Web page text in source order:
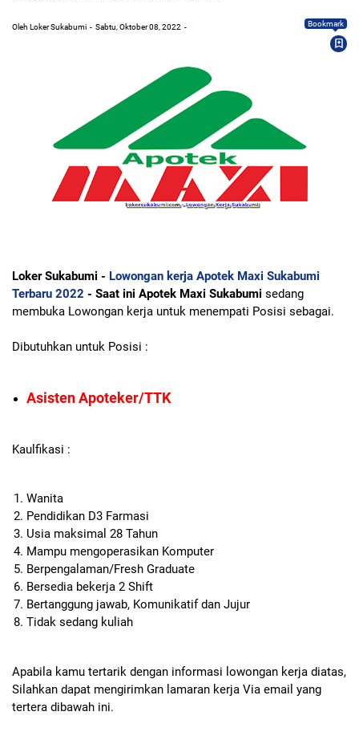
Oleh Loker Sukabumi Sabtu, Oktober 08, 2022 Bookmark
Loker Sukabumi - Lowongan kerja Apotek Maxi Sukabumi
Terbaru 2022 - Saat ini Apotek Maxi Sukabumi sedang
membuka Lowongan kerja untuk menempati Posisi sebagai.
Dibutuhkan untuk Posisi :
Asisten Apoteker/TTK
Kaulfikasi :
Wanita
Pendidikan D3 Farmasi
Usia maksimal 28 Tahun
Mampu mengoperasikan Komputer
Berpengalaman/Fresh Graduate
Bersedia bekerja 2 Shift
Bertanggung jawab, Komunikatif dan Jujur
Tidak sedang kuliah
Apabila kamu tertarik dengan informasi lowongan kerja diatas,
Silahkan dapat mengirimkan lamaran kerja Via email yang
tertera dibawah ini.